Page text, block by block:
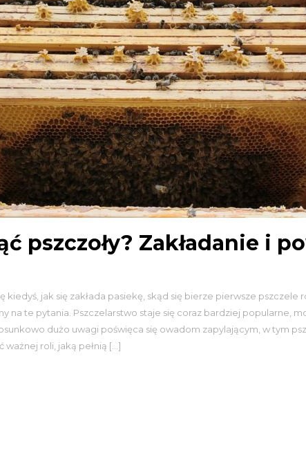
pszczoły? Zakładanie i
kiedyś, jak się zakłada pasiekę, skąd się bierze pierwsze pszczele
na te pytania. Pszczelarstwo staje się coraz bardziej popularne,
dużo uwagi poświęca się owadom zapylającym, w tym
ważnej roli, jaką pełnią […]